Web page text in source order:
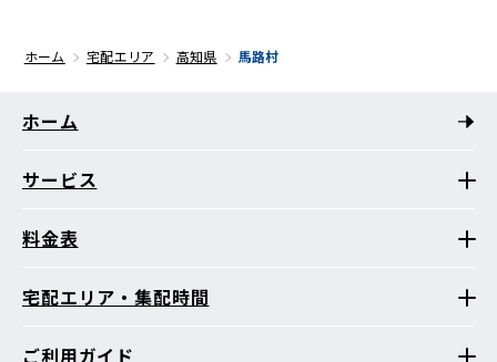
ホーム 宅配エリア 高知県 馬路村
ホーム
サービス
料金表
宅配エリア・集配時間
ご利用ガイド